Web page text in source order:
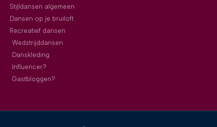
Stijldansen algemeen
Dansen op je bruiloft
Recreatief dansen
Wedstrijddansen
Danskleding
Influencer?
Gastbloggen?